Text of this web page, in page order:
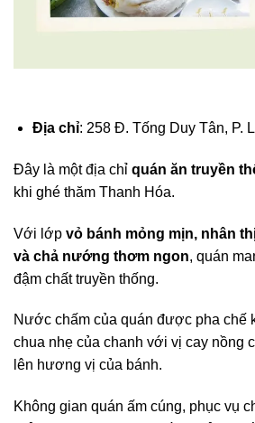
Địa chỉ: 258 Đ. Tống Duy Tân, P.
Đây là một địa chỉ quán ăn truyền
khi ghé thăm Thanh Hóa.
Với lớp vỏ bánh mỏng mịn, nhân
và chả nướng thơm ngon, quán
đậm chất truyền thống.
Nước chấm của quán được pha chế
chua nhẹ của chanh với vị cay nồng
lên hương vị của bánh.
Không gian quán ấm cúng, phục vụ